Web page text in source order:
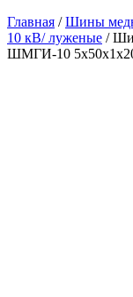
Главная /Шины
10 кВ/ луженые /
ШМГИ-10